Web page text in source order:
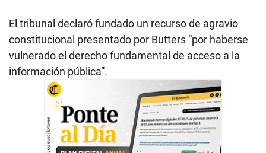
El tribunal declaró fundado un recurso de agravio
constitucional presentado por Butters “por haberse
vulnerado el derecho fundamental de acceso a la
información pública”.